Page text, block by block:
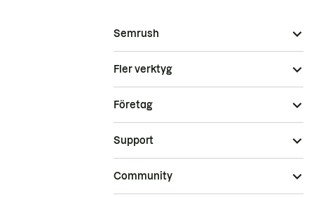
Semrush
Fler verktyg
Företag
Support
Community